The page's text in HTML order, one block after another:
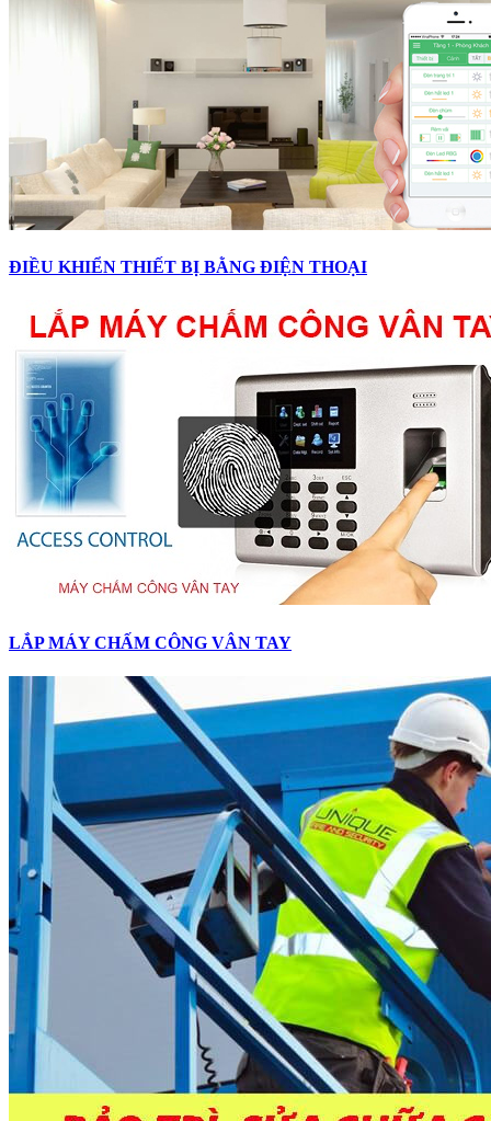
ĐIỀU KHIỂN THIẾT BỊ BẰNG ĐIỆN THOẠI
LẮP MÁY CHẤM CÔNG VÂN TAY